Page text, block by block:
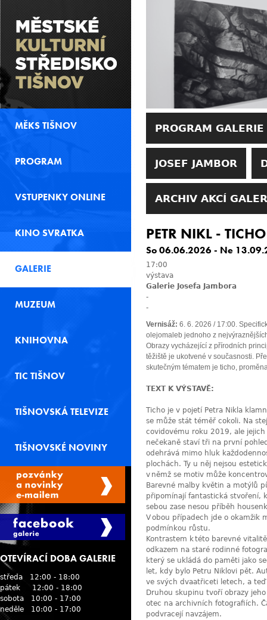
PROGRAM GALERIE
JOSEF JAMBOR
ARCHIV AKCÍ
PETR NIKL - TICHO
So 06.06.2026 - Ne
17:00
výstava
Galerie Josefa Jambora
-
-
Vernisáž: 6. 6. 2026 / 17:00.
olejomaleb jednoho z
Obrazy vycházející z přírodních
těžiště je ukotvené v současnosti.
skutečným tématem je ticho,
TEXT K VÝSTAVĚ:
Ticho je v pojetí Petra Nikla
se může stát téměř cokoli. Na
covidovému roku 2019, ale
nečekaně staví tři na první
odehrává mimo hluk
plochách. Ty u něj nejsou
v němž se motiv může
Barevné malby květin a motýlů
připomínají fantastická stvoření,
sebou zase nesou příběh
V obou případech jde o okamžik
podmínkou růstu.
Kontrastem k této barevné
odkazem na staré rodinné
který se ukládá do paměti jako
let, kdy bylo Petru Niklovi pět.
ve svých dvaatřiceti letech, a
Druhou skupinu tvoří obrazy
otec na archivních fotografiích.
podvracejí navzájem.
MĚKS TIŠNOV
PROGRAM
VSTUPENKY ONLINE
KINO SVRATKA
GALERIE
MUZEUM
KNIHOVNA
TIC TIŠNOV
TIŠNOVSKÁ TELEVIZE
TIŠNOVSKÉ NOVINY
OTEVÍRACÍ DOBA GALERIE
středa 12:00 - 18:00
pátek 12:00 - 18:00
sobota 10:00 - 17:00
neděle 10:00 - 17:00